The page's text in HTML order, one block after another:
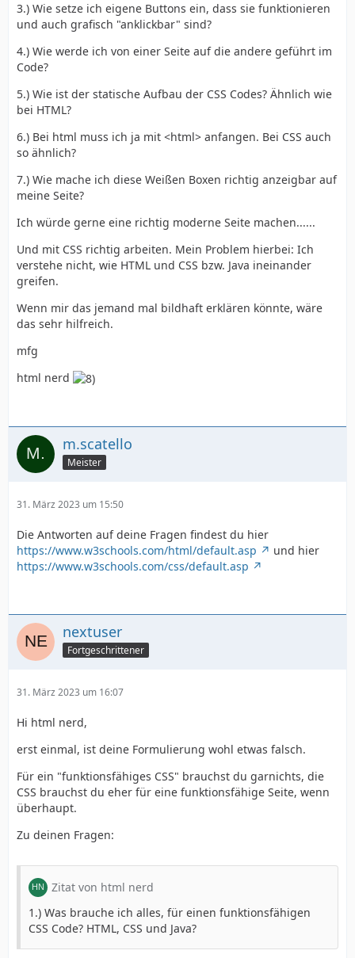
3.) Wie setze ich eigene Buttons ein, dass sie funktionieren
und auch grafisch "anklickbar" sind?
4.) Wie werde ich von einer Seite auf die andere geführt im
Code?
5.) Wie ist der statische Aufbau der CSS Codes? Ähnlich wie
bei HTML?
6.) Bei html muss ich ja mit <html> anfangen. Bei CSS auch
so ähnlich?
7.) Wie mache ich diese Weißen Boxen richtig anzeigbar auf
meine Seite?
Ich würde gerne eine richtig moderne Seite machen......
Und mit CSS richtig arbeiten. Mein Problem hierbei: Ich
verstehe nicht, wie HTML und CSS bzw. Java ineinander
greifen.
Wenn mir das jemand mal bildhaft erklären könnte, wäre
das sehr hilfreich.
mfg
html nerd
m.scatello
Meister
31. März 2023 um 15:50
Die Antworten auf deine Fragen findest du hier
https://www.w3schools.com/html/default.asp
und hier
https://www.w3schools.com/css/default.asp
nextuser
Fortgeschrittener
31. März 2023 um 16:07
Hi html nerd,
erst einmal, ist deine Formulierung wohl etwas falsch.
Für ein "funktionsfähiges CSS" brauchst du garnichts, die
CSS brauchst du eher für eine funktionsfähige Seite, wenn
überhaupt.
Zu deinen Fragen:
Zitat von html nerd
1.) Was brauche ich alles, für einen funktionsfähigen
CSS Code? HTML, CSS und Java?